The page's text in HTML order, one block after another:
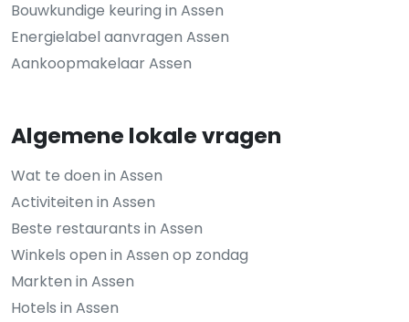
Bouwkundige keuring in Assen
Energielabel aanvragen Assen
Aankoopmakelaar Assen
Algemene lokale vragen
Wat te doen in Assen
Activiteiten in Assen
Beste restaurants in Assen
Winkels open in Assen op zondag
Markten in Assen
Hotels in Assen